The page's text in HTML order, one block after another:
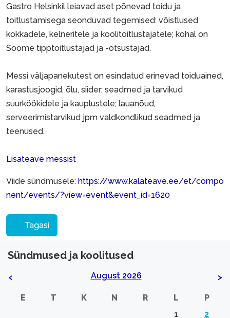
Gastro Helsinkil leiavad aset põnevad toidu ja
toitlustamisega seonduvad tegemised: võistlused
kokkadele, kelneritele ja koolitoitlustajatele; kohal on
Soome tipptoitlustajad ja -otsustajad.
Messi väljapanekutest on esindatud erinevad toiduained,
karastusjoogid, õlu, siider; seadmed ja tarvikud
suurköökidele ja kauplustele; lauanõud,
serveerimistarvikud jpm valdkondlikud seadmed ja
teenused.
Lisateave messist
Viide sündmusele: https://www.kalateave.ee/et/compo
nent/events/?view=event&event_id=1620
Tagasi
Sündmused ja koolitused
< August 2026 >
E T K N R L
P
1
2